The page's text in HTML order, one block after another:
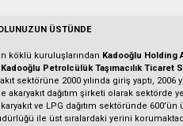
ÜSTÜNDE
köklü kuruluşlarından Kadooğlu Holding
Kadooğlu Petrolcülük Taşımacılık Ticaret
sektörüne 2000 yılında giriş yaptı, 2006
akaryakıt dağıtım şirketi olarak sektörde
ve LPG dağıtım sektöründe
ile üst sıralardaki yerini